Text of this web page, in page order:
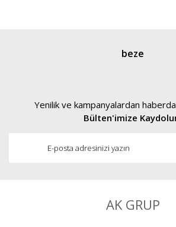
beze
Yenilik ve kampanyalardan
Bülten'imize
AK GRUP